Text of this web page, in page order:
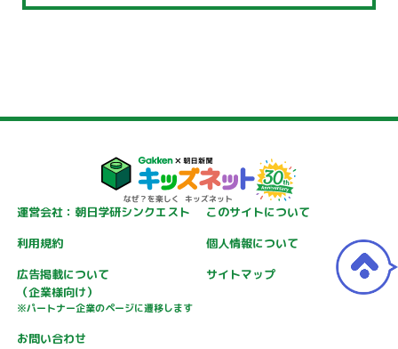
運営会社：朝日学研シンクエスト
このサイトについて
利用規約
個人情報について
広告掲載について
（企業様向け）
※パートナー企業のページに遷移します
サイトマップ
お問い合わせ